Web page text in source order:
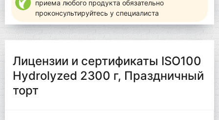
приема любого продукта обязательно
проконсультируйтесь у специалиста
Лицензии и сертификаты ISO100
Hydrolyzed 2300 г, Праздничный
торт